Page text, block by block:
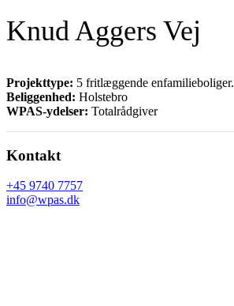
Knud Aggers Vej
Projekttype: 5 fritlæggende enfamilieboliger.
Beliggenhed: Holstebro
WPAS-ydelser: Totalrådgiver
Kontakt
+45 9740 7757
info@wpas.dk